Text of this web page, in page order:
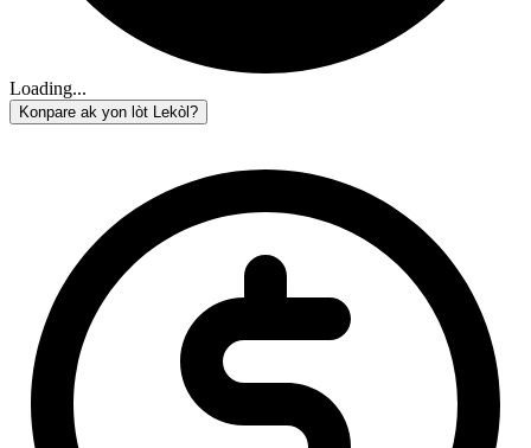
Loading...
Konpare ak yon lòt Lekòl?